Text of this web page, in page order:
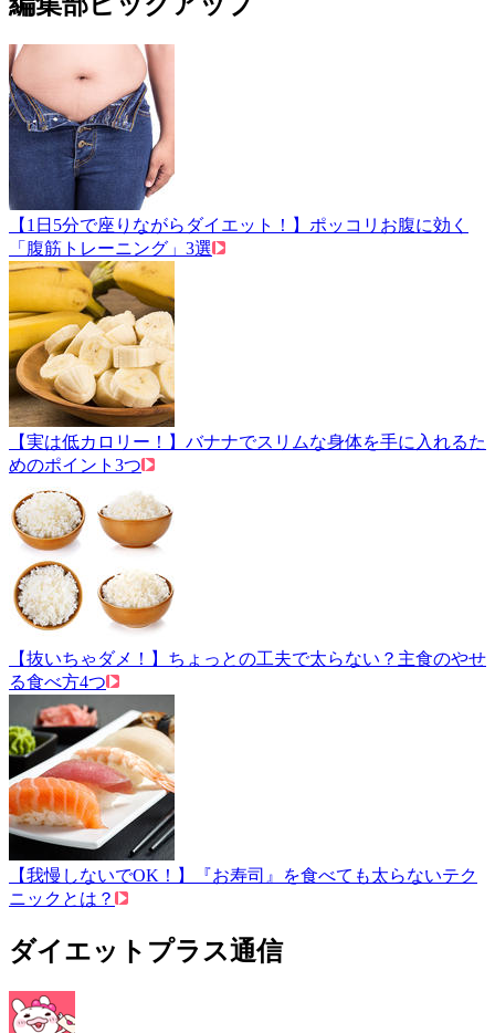
【1日5分で座りながらダイエット！】ポッコリお腹に効く
「腹筋トレーニング」3選
【実は低カロリー！】バナナでスリムな身体を手に入れるた
めのポイント3つ
【抜いちゃダメ！】ちょっとの工夫で太らない？主食のやせ
る食べ方4つ
【我慢しないでOK！】『お寿司』を食べても太らないテク
ニックとは？
ダイエットプラス通信